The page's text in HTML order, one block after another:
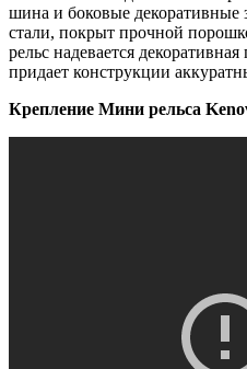
шина и боковые декоративные
стали, покрыт прочной
рельс надевается
придает конструкции
Крепление Мини рельса